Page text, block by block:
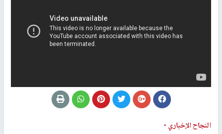
النجاح الإخباري -